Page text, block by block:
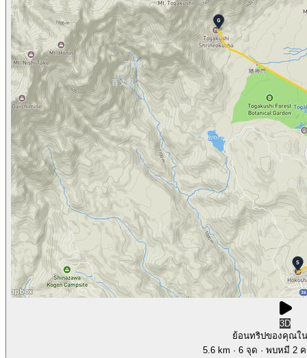
3D
ย้อนทริปของคุณใ
5.6 km · 6 จุด · พบหมี 2